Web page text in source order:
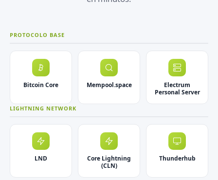
PROTOCOLO BASE
Bitcoin Core Mempool.space
Electrum
Personal Server
LIGHTNING NETWORK
LND
Core Lightning
(CLN)
Thunderhub